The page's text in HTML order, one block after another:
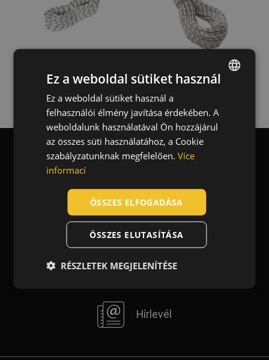
Kapcsolat
Rólunk
Hírlevél
CZECH
HUNGARIAN
SLOVAK
GERMAN
Ez a weboldal sütiket használ
Ez a weboldal sütiket használ a
felhasználói élmény javítása érdekében. A
weboldalunk használatával Ön hozzájárul
az összes süti használatához, a Cookie
szabályzatunknak megfelelően. Více
informací
ÖSSZES ELFOGADÁSA
ÖSSZES ELUTASÍTÁSA
RÉSZLETEK MEGJELENÍTÉSE